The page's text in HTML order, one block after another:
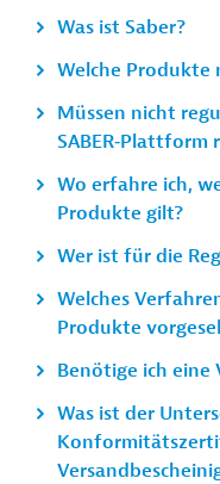
Was ist Saber?
Welche Produkte
Müssen nicht
Wo erfahre ich,
Produkte gilt?
Wer ist für die
Welches
Produkte
Benötige ich eine
Was ist der